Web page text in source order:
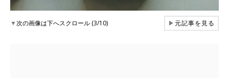
▼次の画像は下へスクロール (3/10) ▶元記事を見る